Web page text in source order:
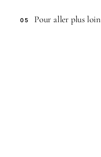
05 Pour aller plus loin